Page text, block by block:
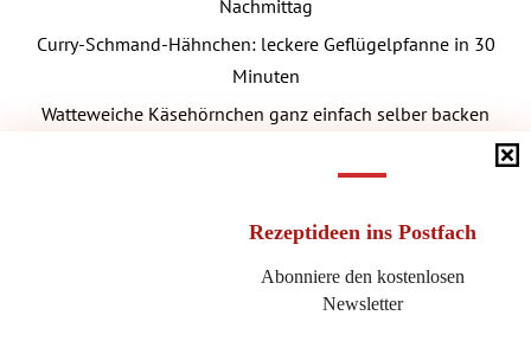
Rezeptideen ins Postfach
Abonniere den kostenlosen
Newsletter
Nachmittag
Curry-Schmand-Hähnchen: leckere Geflügelpfanne in 30
Minuten
Watteweiche Käsehörnchen ganz einfach selber backen